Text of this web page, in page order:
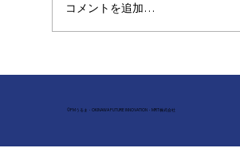
コメントを追加…
©FMうるま・OKINAWA FUTURE INNOVATION・MRT株式会社